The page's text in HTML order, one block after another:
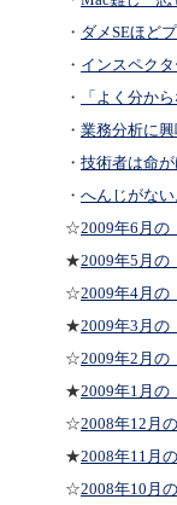
・ ダメSEほど
・ インスペク
・
「よく分か
・ 業務分析に
・ 技術者は命
・ へんじがない
☆2009年6月の
★2009年5月の
☆2009年4月の
★2009年3月の
☆2009年2月の
★2009年1月の
☆2008年12月
★2008年11月
☆2008年10月